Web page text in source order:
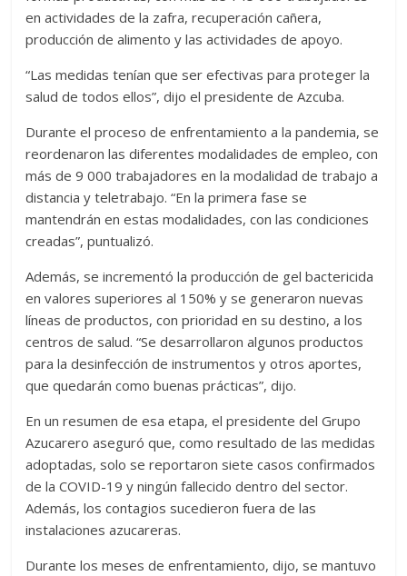
en actividades de la zafra, recuperación cañera,
producción de alimento y las actividades de apoyo.
“Las medidas tenían que ser efectivas para proteger la
salud de todos ellos”, dijo el presidente de Azcuba.
Durante el proceso de enfrentamiento a la pandemia, se
reordenaron las diferentes modalidades de empleo, con
más de 9 000 trabajadores en la modalidad de trabajo a
distancia y teletrabajo. “En la primera fase se
mantendrán en estas modalidades, con las condiciones
creadas”, puntualizó.
Además, se incrementó la producción de gel bactericida
en valores superiores al 150% y se generaron nuevas
líneas de productos, con prioridad en su destino, a los
centros de salud. “Se desarrollaron algunos productos
para la desinfección de instrumentos y otros aportes,
que quedarán como buenas prácticas”, dijo.
En un resumen de esa etapa, el presidente del Grupo
Azucarero aseguró que, como resultado de las medidas
adoptadas, solo se reportaron siete casos confirmados
de la COVID-19 y ningún fallecido dentro del sector.
Además, los contagios sucedieron fuera de las
instalaciones azucareras.
Durante los meses de enfrentamiento, dijo, se mantuvo